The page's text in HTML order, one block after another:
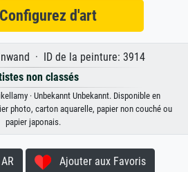
d'art
· ID de la peinture: 3914
non classés
· Unbekannt Unbekannt. Disponible en
photo, carton aquarelle, papier non couché ou
papier japonais.
Ajouter aux Favoris